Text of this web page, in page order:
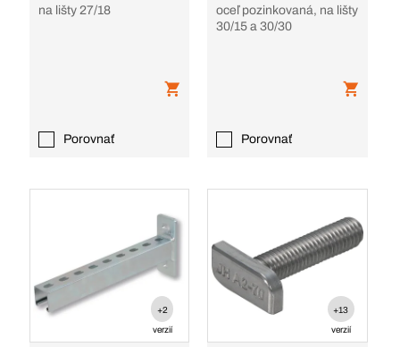
na lišty 27/18
Porovnať
oceľ pozinkovaná, na lišty
30/15 a 30/30
Porovnať
+2
verzií
+13
verzií